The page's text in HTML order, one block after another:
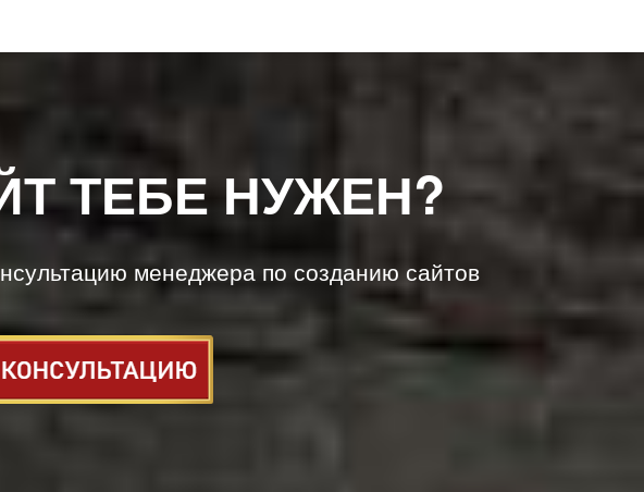
ТЕБЕ НУЖЕН?
менеджера по созданию сайтов